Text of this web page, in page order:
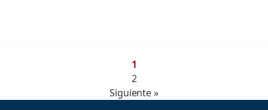
1
2
Siguiente »